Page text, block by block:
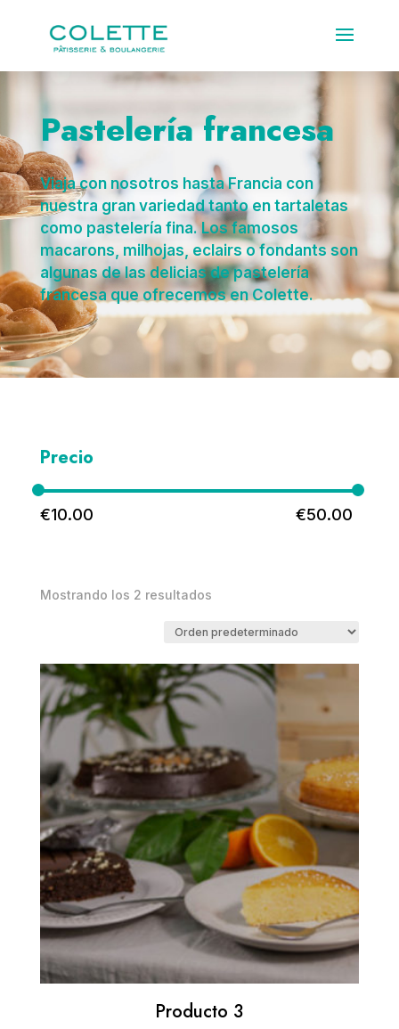
Pastelería francesa
Viaja con nosotros hasta Francia con
nuestra gran variedad tanto en tartaletas
como pastelería fina. Los famosos
macarons, milhojas, eclairs o fondants son
algunas de las delicias de pastelería
francesa que ofrecemos en Colette.
Precio
€10.00 €50.00
Mostrando los 2 resultados
Producto 3